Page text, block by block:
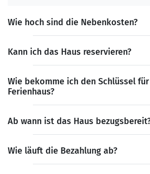
Wie hoch sind die Nebenkosten?
Kann ich das Haus reservieren?
Wie bekomme ich den Schlüssel
Ferienhaus?
Ab wann ist das Haus
Wie läuft die Bezahlung ab?